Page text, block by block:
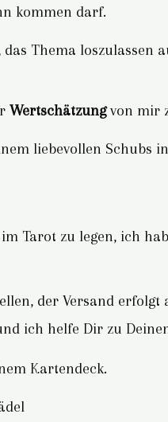
kommen darf.
Thema loszulassen
Wertschätzungvon mir
liebevollen Schubs
Tarot zu legen, ich
der Versand erfolgt
ich helfe Dir zu
Kartendeck.